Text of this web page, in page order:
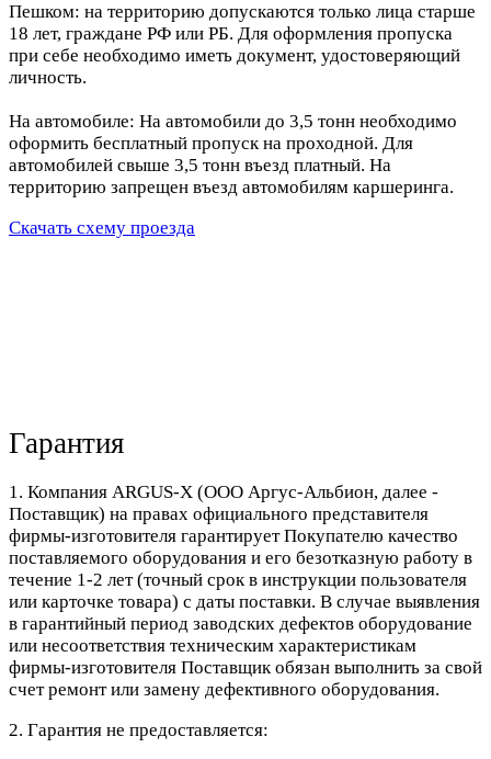
Пешком: на территорию допускаются только лица старше
18 лет, граждане РФ или РБ. Для оформления пропуска
при себе необходимо иметь документ, удостоверяющий
личность.
На автомобиле: На автомобили до 3,5 тонн необходимо
оформить бесплатный пропуск на проходной. Для
автомобилей свыше 3,5 тонн въезд платный. На
территорию запрещен въезд автомобилям каршеринга.
Скачать схему проезда
Гарантия
1. Компания ARGUS-X (ООО Аргус-Альбион, далее -
Поставщик) на правах официального представителя
фирмы-изготовителя гарантирует Покупателю качество
поставляемого оборудования и его безотказную работу в
течение 1-2 лет (точный срок в инструкции пользователя
или карточке товара) с даты поставки. В случае выявления
в гарантийный период заводских дефектов оборудование
или несоответствия техническим характеристикам
фирмы-изготовителя Поставщик обязан выполнить за свой
счет ремонт или замену дефективного оборудования.
2. Гарантия не предоставляется: